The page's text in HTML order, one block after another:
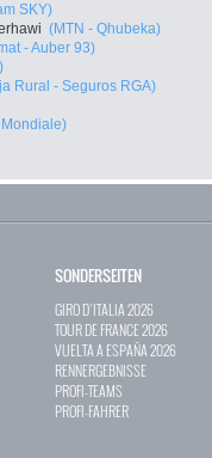
SKY)
(MTN - Qhubeka)
- Auber 93)
Rural - Seguros RGA)
SONDERSEITEN
GIRO D`ITALIA 2026
TOUR DE FRANCE 2026
VUELTA A ESPAÑA 2026
RENNERGEBNISSE
PROFI-TEAMS
PROFI-FAHRER